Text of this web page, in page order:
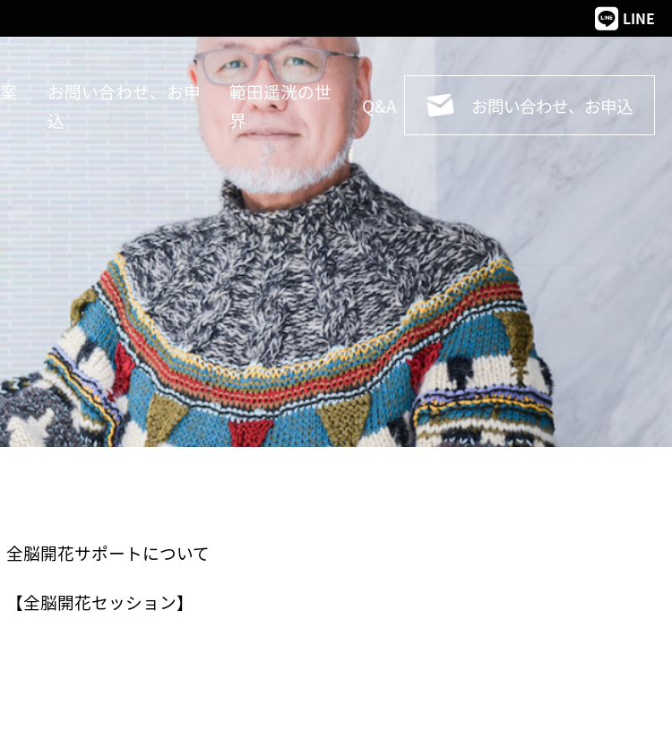
LINE
お問い合わせ、お申
込
範田遥洸の世
界
Q&A お問い合わせ、お申込
全脳開花サポートについて
【全脳開花セッション】